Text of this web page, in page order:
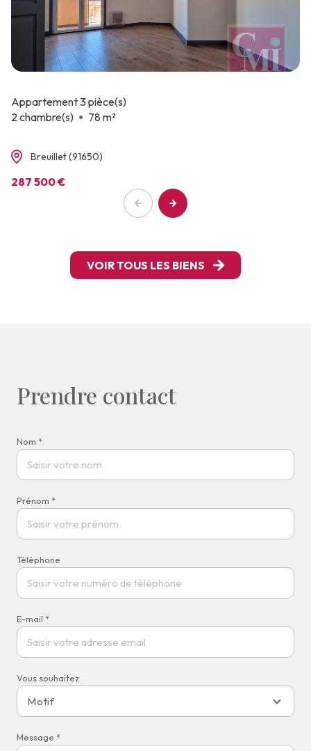
Appartement 3 pièce(s)
2 chambre(s)
78 m²
Breuillet (91650)
287 500 €
VOIR TOUS LES BIENS
Prendre contact
Nom *
Prénom *
Téléphone
E-mail *
Vous souhaitez
Motif
Message *